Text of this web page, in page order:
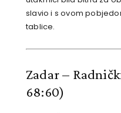
slavio i s ovom
tablice.
Zadar –
68:60)